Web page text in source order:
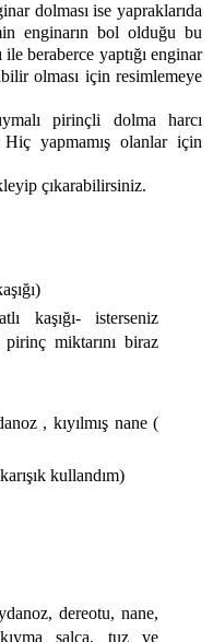
dolması ise yapraklarıda
enginarın bol olduğu bu
beraberce yaptığı enginar
olması için resimlemeye
pirinçli dolma harcı
yapmamış olanlar için
çıkarabilirsiniz.
kaşığı- isterseniz
miktarını biraz
, kıyılmış nane (
kullandım)
dereotu, nane,
kıyma salça, tuz ve